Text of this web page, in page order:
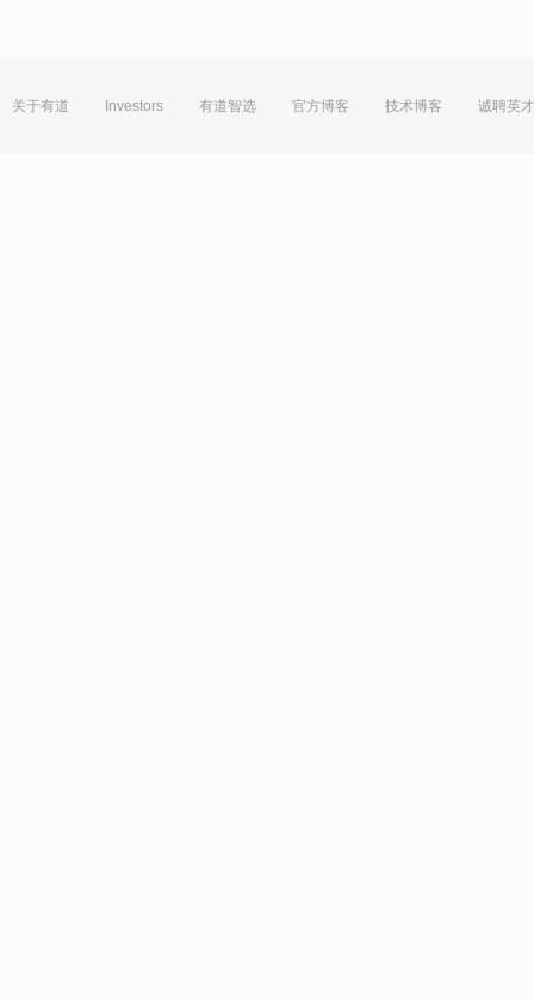
关于有道 Investors 有道智选 官方博客 技术博客 诚聘英才